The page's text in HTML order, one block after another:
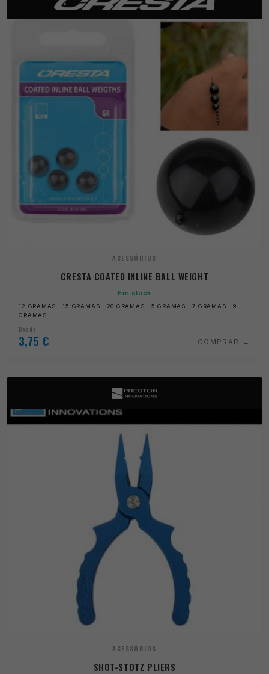
ACESSÓRIOS
CRESTA COATED INLINE BALL WEIGHT
Em stock
12 GRAMAS · 15 GRAMAS · 20 GRAMAS · 5 GRAMAS · 7 GRAMAS · 9
GRAMAS
Desde
3,75 € COMPRAR
ACESSÓRIOS
SHOT-STOTZ PLIERS